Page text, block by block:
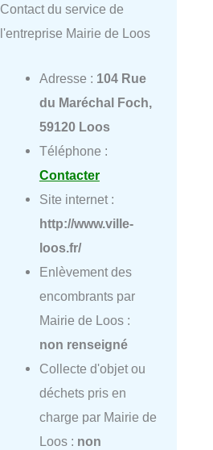
Contact du service de
l'entreprise Mairie de Loos
Adresse : 104 Rue
du Maréchal Foch,
59120 Loos
Téléphone :
Contacter
Site internet :
http://www.ville-
loos.fr/
Enlèvement des
encombrants par
Mairie de Loos :
non renseigné
Collecte d'objet ou
déchets pris en
charge par Mairie de
Loos : non